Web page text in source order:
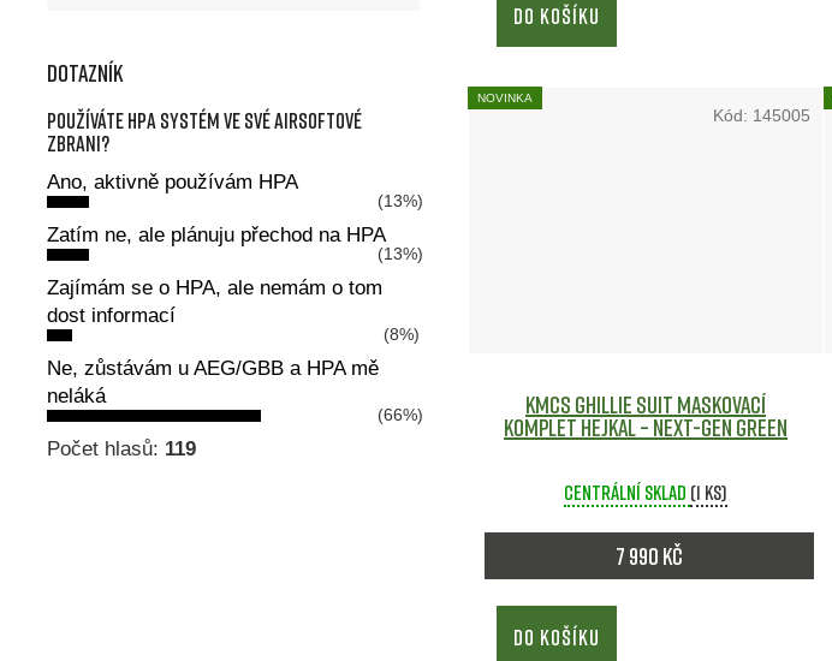
Dotazník
Používáte HPA systém ve své airsoftové
zbrani?
Ano, aktivně používám HPA
(13%)
Zatím ne, ale plánuju přechod na HPA
(13%)
Zajímám se o HPA, ale nemám o tom
dost informací
(8%)
Ne, zůstávám u AEG/GBB a HPA mě
neláká
(66%)
Počet hlasů: 119
DO KOŠÍKU
NOVINKA
KMCS Ghillie Suit maskovací
komplet hejkal – Next-Gen Green
Centrální sklad (1 ks)
7 990 Kč
DO KOŠÍKU
Kód: 145005